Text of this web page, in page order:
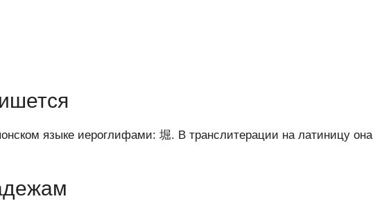
языке иероглифами: 堀. В транслитерации на латиницу она